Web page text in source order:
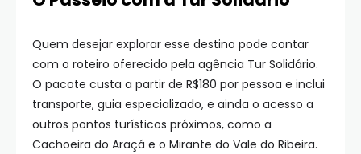
Quem desejar explorar esse destino pode contar
com o roteiro oferecido pela agência Tur Solidário.
O pacote custa a partir de R$180 por pessoa e inclui
transporte, guia especializado, e ainda o acesso a
outros pontos turísticos próximos, como a
Cachoeira do Araçá e o Mirante do Vale do Ribeira.